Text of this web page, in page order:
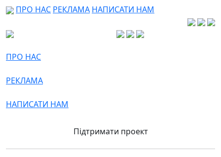
ПРО НАС РЕКЛАМА НАПИСАТИ НАМ
ПРО НАС
РЕКЛАМА
НАПИСАТИ НАМ
Підтримати проект